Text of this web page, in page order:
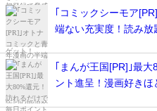
｢コミックシーモア
端ない充実度！読み放
｢まんが王国[PR]｣最
ント進呈！漫画好きほ